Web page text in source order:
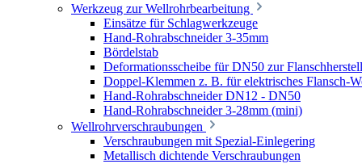
Werkzeug zur Wellrohrbearbeitung
Einsätze für Schlagwerkzeuge
Hand-Rohrabschneider 3-35mm
Bördelstab
Deformationsscheibe für DN50 zur
Doppel-Klemmen z. B. für elektrisches Flansch-
Hand-Rohrabschneider DN12 - DN50
Hand-Rohrabschneider 3-28mm (mini)
Wellrohrverschraubungen
Verschraubungen mit Spezial-Einlegering
Metallisch dichtende Verschraubungen